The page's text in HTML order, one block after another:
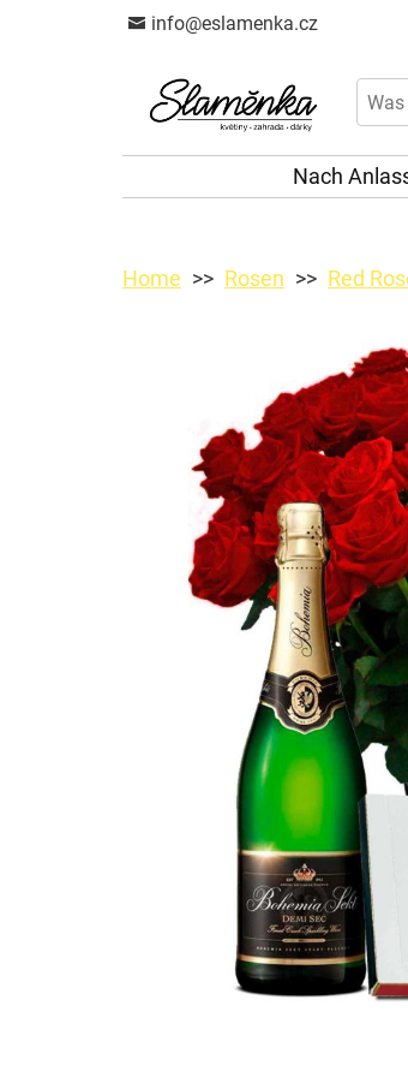
info@eslamenka.cz
Nach
Home Rosen Red